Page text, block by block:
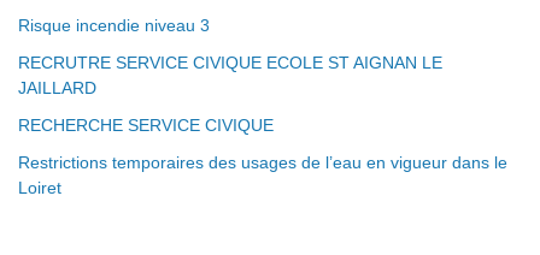
Risque incendie niveau 3
RECRUTRE SERVICE CIVIQUE ECOLE ST AIGNAN LE
JAILLARD
RECHERCHE SERVICE CIVIQUE
Restrictions temporaires des usages de l’eau en vigueur dans le
Loiret